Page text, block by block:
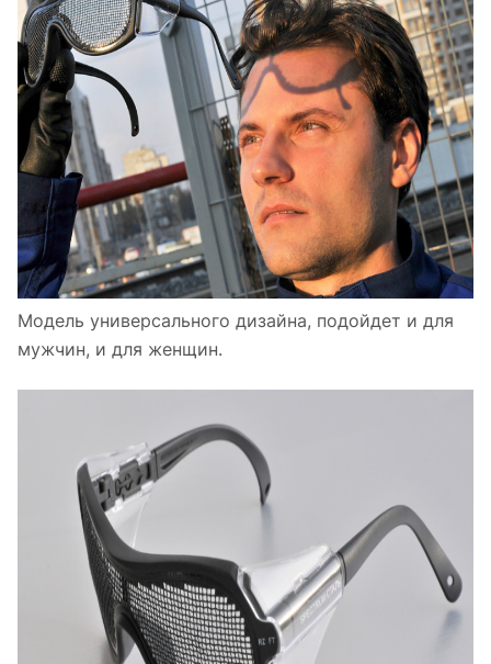
Модель универсального дизайна, подойдет и для
мужчин, и для женщин.